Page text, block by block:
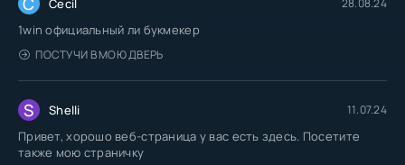
Cecil 28.08.24
1win официальный ли букмекер
ПОСТУЧИ В МОЮ ДВЕРЬ
S Shelli 11.07.24
Привет, хорошо веб-страница у вас есть здесь. Посетите
также мою страничку